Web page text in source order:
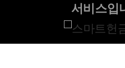
서비스입